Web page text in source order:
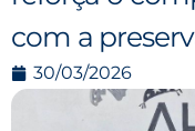
com a
30/03/2026